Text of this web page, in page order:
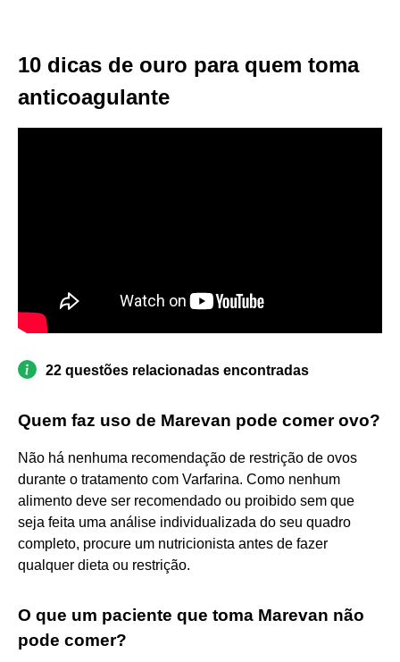
10 dicas de ouro para quem toma
anticoagulante
22 questões relacionadas encontradas
Quem faz uso de Marevan pode comer ovo?
Não há nenhuma recomendação de restrição de ovos
durante o tratamento com Varfarina. Como nenhum
alimento deve ser recomendado ou proibido sem que
seja feita uma análise individualizada do seu quadro
completo, procure um nutricionista antes de fazer
qualquer dieta ou restrição.
O que um paciente que toma Marevan não
pode comer?